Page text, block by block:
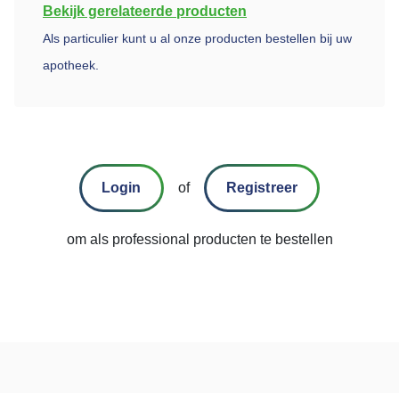
Bekijk gerelateerde producten
Als particulier kunt u al onze producten bestellen bij uw
apotheek.
Login of Registreer
om als professional producten te bestellen